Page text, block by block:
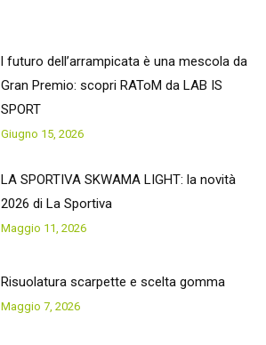
l futuro dell’arrampicata è una mescola da
Gran Premio: scopri RAToM da LAB IS
SPORT
Giugno 15, 2026
LA SPORTIVA SKWAMA LIGHT: la novità
2026 di La Sportiva
Maggio 11, 2026
Risuolatura scarpette e scelta gomma
Maggio 7, 2026